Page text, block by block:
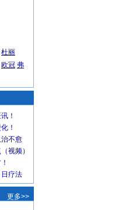
杜丽
欧冠 弗
更多>>